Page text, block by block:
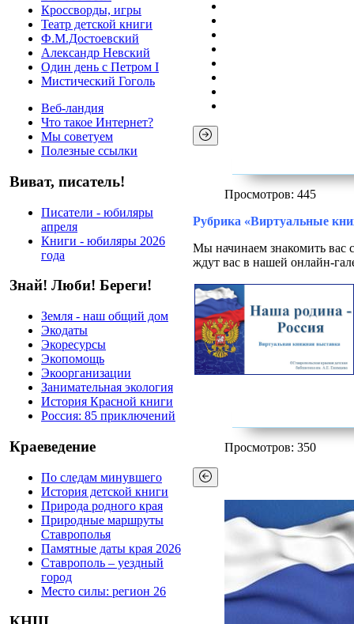
Кроссворды, игры
Театр детской книги
Ф.М.Достоевский
Александр Невский
Один день с Петром I
Мистический Гоголь
Веб-ландия
Что такое Интернет?
Мы советуем
Полезные ссылки
Виват, писатель!
Писатели - юбиляры
апреля
Книги - юбиляры 2026
года
Знай! Люби! Береги!
Земля - наш общий дом
Экодаты
Экоресурсы
Экопомощь
Экоорганизации
Занимательная экология
История Красной книги
Россия: 85 приключений
Краеведение
По следам минувшего
История детской книги
Природа родного края
Природные маршруты
Ставрополья
Памятные даты края 2026
Ставрополь – уездный
город
Место силы: регион 26
Просмотров: 445
Рубрика «Виртуальные
Мы начинаем знакомить вас
ждут вас в нашей онлайн-
Просмотров: 350